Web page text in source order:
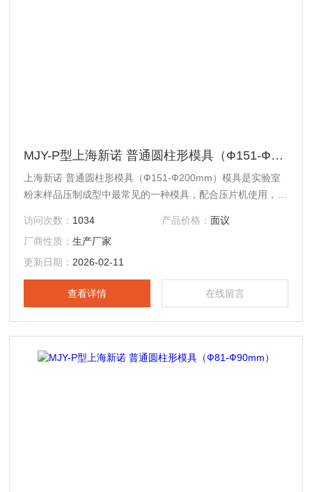
MJY-P型上海新诺 普通圆柱形模具（Ф151-Ф200mm）
上海新诺 普通圆柱形模具（Ф151-Ф200mm）模具是实验室
粉末样品压制成型中最常见的一种模具，配合压片机使用，现
料研发等各个领域；此外，该产品还可与钙铁分析仪、傅立叶
红外光谱仪（IR）、X射线荧光光谱仪（XRF）等分析测试仪
器配套制样使用，可替代同类进口产品。
访问次数： 1034 产品价格： 面议
厂商性质：生产厂家
更新日期： 2026-02-11
查看详情 在线留言